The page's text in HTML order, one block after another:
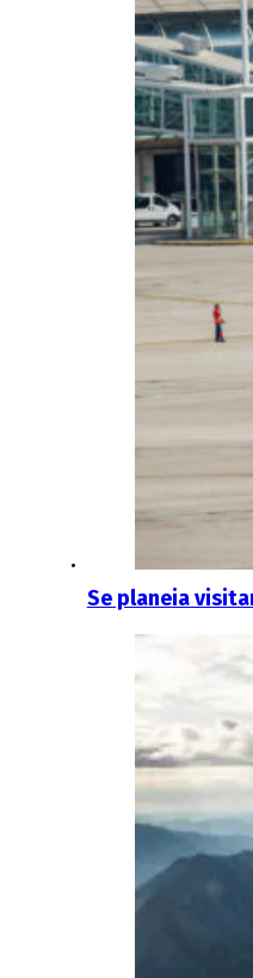
Se planeia